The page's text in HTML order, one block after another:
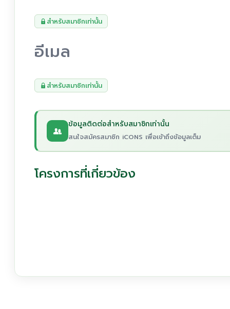
สำหรับสมาชิกเท่านั้น
อีเมล
สำหรับสมาชิกเท่านั้น
ข้อมูลติดต่อสำหรับสมาชิกเท่านั้น
สนใจสมัครสมาชิก iCONS เพื่อเข้าถึงข้อมูลเต็ม
โครงการที่เกี่ยวข้อง